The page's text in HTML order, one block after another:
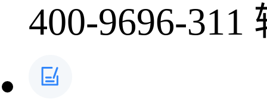
400-9696-311